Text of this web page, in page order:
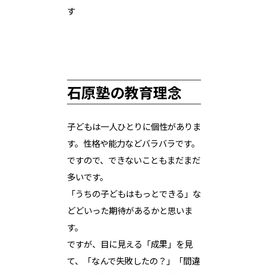
す
石原塾の教育理念
子どもは一人ひとりに個性がありま
す。性格や能力などバラバラです。
ですので、できないこともまだまだ
多いです。
「うちの子どもはもっとできる」な
どどいった期待があるかと思いま
す。
ですが、目に見える「成果」を見
て、「なんで失敗したの？」「間違